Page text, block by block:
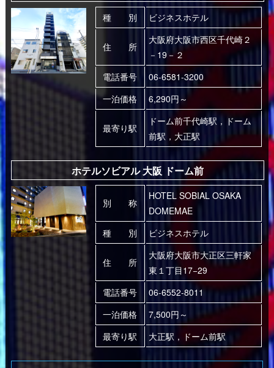
種 別 ビジネスホテル
住 所
大阪府大阪市西区千代崎２
－19－２
電話番号
06-6581-3200
一泊価格
6,290円～
最寄り駅
ドーム前千代崎駅，ドーム
前駅，大正駅
ホテルソビアル 大阪 ドーム前
別 称
HOTEL SOBIAL OSAKA
DOMEMAE
種 別
ビジネスホテル
住 所
大阪府大阪市大正区三軒家
東１丁目17−29
電話番号
06-6552-8011
一泊価格
7,500円～
最寄り駅
大正駅，ドーム前駅